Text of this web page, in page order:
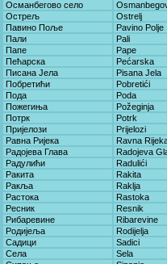
Османбегово село
Острељ
Ostrelj
Павино Поље
Pavino Polje
Пали
Pali
Папе
Pape
Пећарска
Pećarska
Писана Јела
Pisana Jela
Побретићи
Pobretići
Пода
Poda
Пожегиња
Požeginja
Потрк
Potrk
Пријелози
Prijelozi
Равна Ријека
Ravna
Радојева Глава
Radojeva
Радулићи
Radulići
Ракита
Rakita
Ракља
Raklja
Растока
Rastoka
Ресник
Resnik
Рибаревине
Ribarevine
Родијеља
Rodijelja
Садици
Sadici
Села
Sela